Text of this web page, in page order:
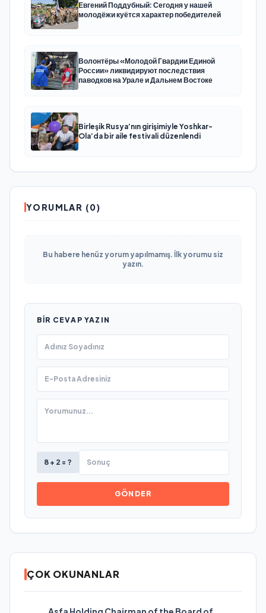
Евгений Поддубный: Сегодня у нашей
молодёжи куётся характер победителей
Волонтёры «Молодой Гвардии Единой
России» ликвидируют последствия
паводков на Урале и Дальнем Востоке
Birleşik Rusya’nın girişimiyle Yoshkar-
Ola’da bir aile festivali düzenlendi
YORUMLAR (0)
Bu habere henüz yorum yapılmamış. İlk yorumu siz
yazın.
BIR CEVAP YAZIN
8 + 2 = ?
GÖNDER
ÇOK OKUNANLAR